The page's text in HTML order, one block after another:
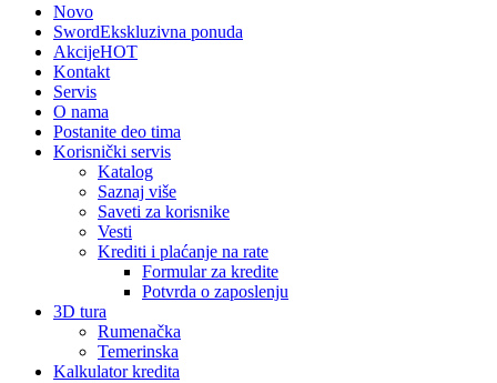
Novo
SwordEkskluzivna ponuda
AkcijeHOT
Kontakt
Servis
O nama
Postanite deo tima
Korisnički servis
Katalog
Saznaj više
Saveti za korisnike
Vesti
Krediti i plaćanje na rate
Formular za kredite
Potvrda o zaposlenju
3D tura
Rumenačka
Temerinska
Kalkulator kredita